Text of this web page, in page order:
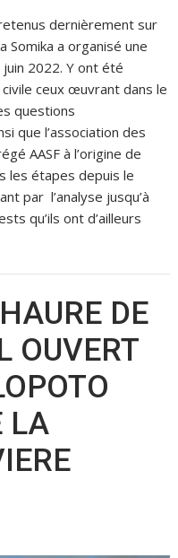
dernièrement sur
Somika a organisé une
2022. Y ont été
ceux œuvrant dans le
questions
que l’association des
AASF à l’origine de
les étapes depuis le
par l’analyse jusqu’à
qu’ils ont d’ailleurs
DE
OUVERT
LA